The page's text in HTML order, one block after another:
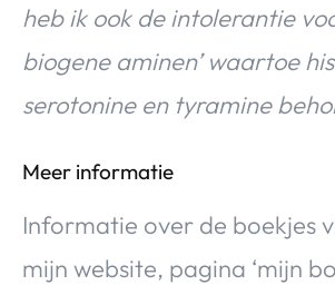
heb ik ook de intolerantie
biogene aminen’ waartoe
serotonine en tyramine
Meer informatie
Informatie over de boekjes
mijn website, pagina ‘mijn